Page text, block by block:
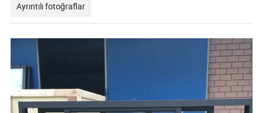
Ayrıntılı fotoğraflar